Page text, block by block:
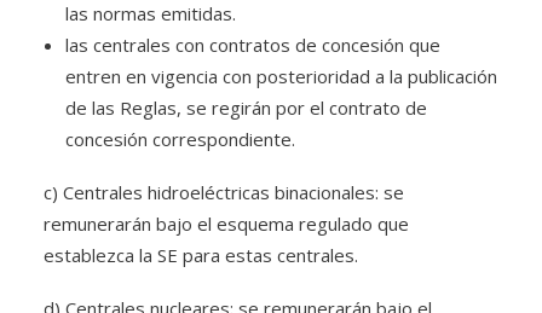
las normas emitidas.
las centrales con contratos de concesión que
entren en vigencia con posterioridad a la publicación
de las Reglas, se regirán por el contrato de
concesión correspondiente.
c) Centrales hidroeléctricas binacionales: se
remunerarán bajo el esquema regulado que
establezca la SE para estas centrales.
d) Centrales nucleares: se remunerarán bajo el